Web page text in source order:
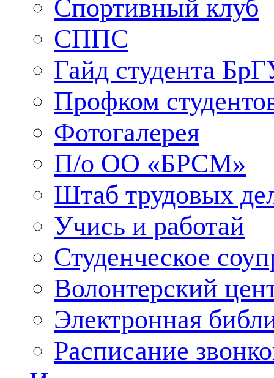
Спортивный клуб
СППС
Гайд студента
Профком
Фотогалерея
П/о ОО «БРСМ»
Штаб трудовых
Учись и работай
Студенческое
Волонтерский
Электронная
Расписание